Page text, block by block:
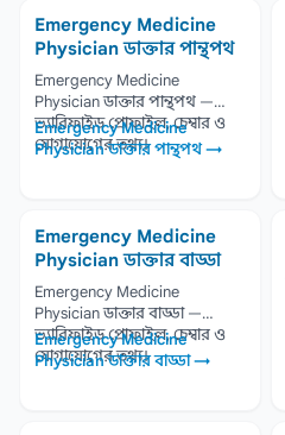
Emergency Medicine
Physician ডাক্তার পান্থপথ
Emergency Medicine
Physician ডাক্তার পান্থপথ —
ভ্যারিফাইড প্রোফাইল, চেম্বার ও
যোগাযোগের তথ্য।
Emergency Medicine
Physician ডাক্তার পান্থপথ →
Emergency Medicine
Physician ডাক্তার বাড্ডা
Emergency Medicine
Physician ডাক্তার বাড্ডা —
ভ্যারিফাইড প্রোফাইল, চেম্বার ও
যোগাযোগের তথ্য।
Emergency Medicine
Physician ডাক্তার বাড্ডা →